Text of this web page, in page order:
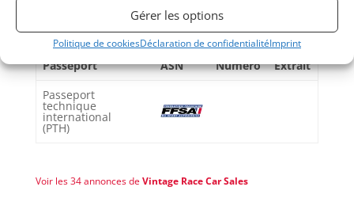
Gérer les options
Politique de cookiesDéclaration de confidentialitéImprint
Passeports techniques
Passeport ASN Numéro
Extrait
Passeport
technique
international
(PTH)
Voir les 34 annonces de Vintage Race Car Sales